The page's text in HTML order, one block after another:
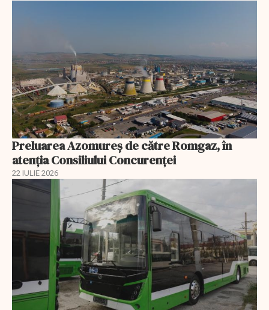
Preluarea Azomureş de către Romgaz, în
atenţia Consiliului Concurenţei
22 IULIE 2026